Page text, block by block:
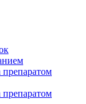
препаратом
препаратом